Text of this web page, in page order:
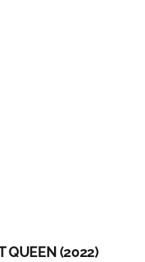
QUEEN (2022)